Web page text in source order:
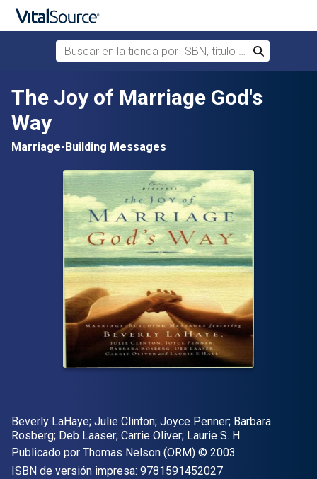
Saltar al contenido principal
Buscar en la tienda por ISBN, título o autor
Buscar
The Joy of Marriage God's
Way
Marriage-Building Messages
Autor(es)
Beverly LaHaye; Julie Clinton; Joyce Penner; Barbara
Rosberg; Deb Laaser; Carrie Oliver; Laurie S. H
Editor
Publicado por Thomas Nelson (ORM) Copyright
© 2003
ISBN de versión impresa: 9781591452027"ISBN-13